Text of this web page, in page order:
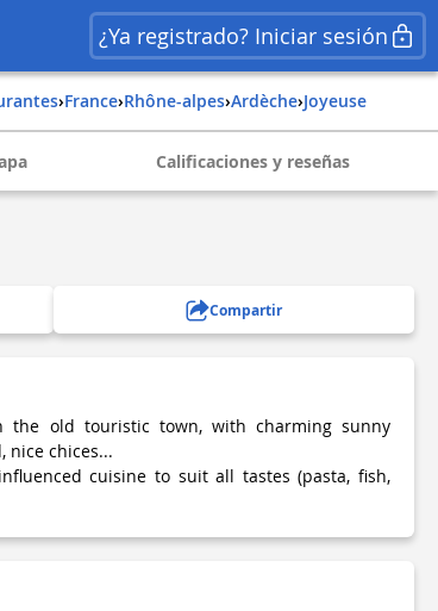
¿Ya registrado? Iniciar sesión
› france› rhône-alpes› ardèche› joyeuse
Calificaciones y reseñas
Compartir
old touristic town, with charming sunny
nice chices...
cuisine to suit all tastes (pasta, fish,